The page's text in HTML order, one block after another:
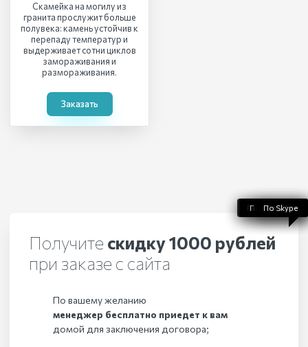
Скамейка на могилу из
гранита прослужит больше
полувека: камень устойчив к
перепаду температур и
выдерживает сотни циклов
замораживания и
размораживания.
Заказать
Получите скидку 1000 рублей
при заказе с сайта
По вашему желанию
менеджер бесплатно приедет к вам
домой для заключения договора;
По телефону
По WhatsApp
По Telegram
По Viber
По Skype